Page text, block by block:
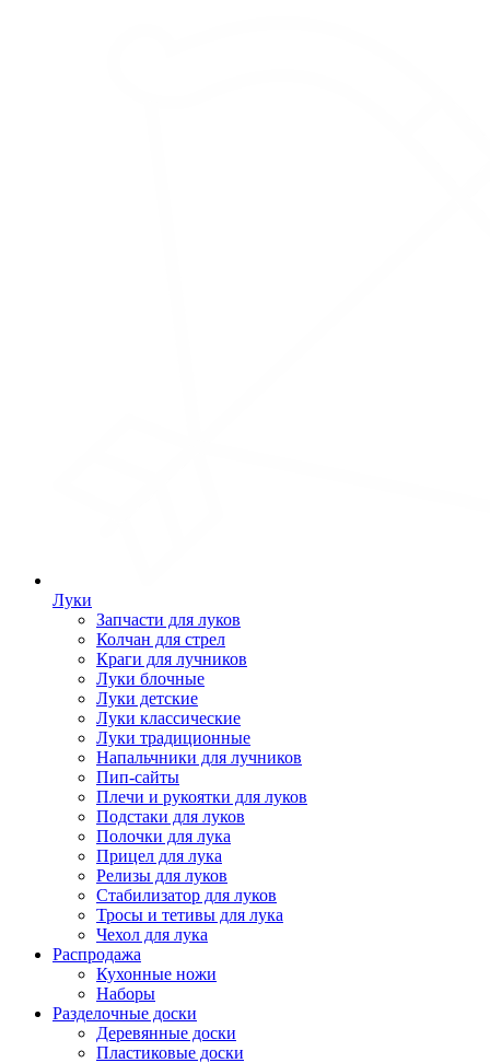
Луки
Запчасти для луков
Колчан для стрел
Краги для лучников
Луки блочные
Луки детские
Луки классические
Луки традиционные
Напальчники для лучников
Пип-сайты
Плечи и рукоятки для луков
Подстаки для луков
Полочки для лука
Прицел для лука
Релизы для луков
Стабилизатор для луков
Тросы и тетивы для лука
Чехол для лука
Распродажа
Кухонные ножи
Наборы
Разделочные доски
Деревянные доски
Пластиковые доски